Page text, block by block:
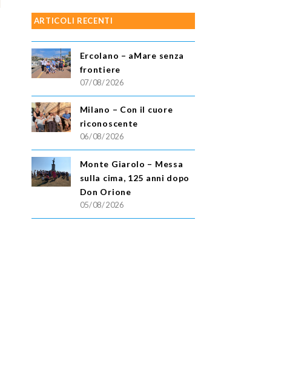
ARTICOLI RECENTI
Ercolano – aMare senza
frontiere
07/08/2026
Milano – Con il cuore
riconoscente
06/08/2026
Monte Giarolo – Messa
sulla cima, 125 anni dopo
Don Orione
05/08/2026